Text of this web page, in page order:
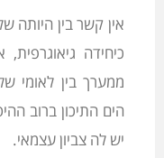
אין קשר בין היותה
כיחידה
ממערך בין לאומי
יש לה צביון עצמאי.